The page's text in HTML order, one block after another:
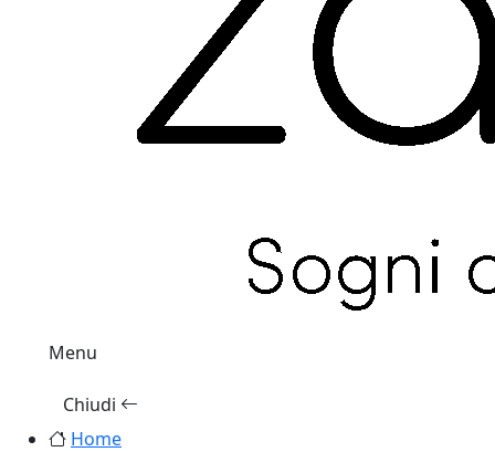
Menu
Chiudi
Home